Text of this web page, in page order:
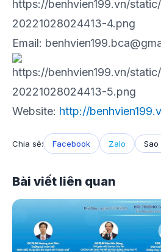
Email:
Website: http://
Chia sẻ: Facebook Zalo
Bài viết liên quan